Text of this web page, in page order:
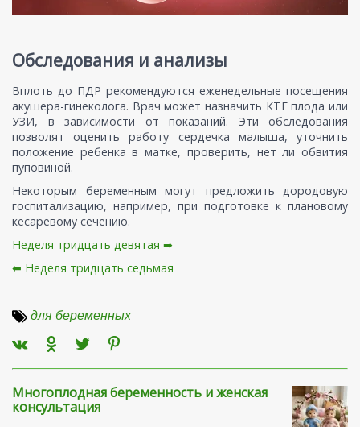
Обследования и анализы
Вплоть до ПДР рекомендуются еженедельные посещения
акушера-гинеколога. Врач может назначить КТГ плода или
УЗИ, в зависимости от показаний. Эти обследования
позволят оценить работу сердечка малыша, уточнить
положение ребенка в матке, проверить, нет ли обвития
пуповиной.
Некоторым беременным могут предложить дородовую
госпитализацию, например, при подготовке к плановому
кесаревому сечению.
Неделя тридцать девятая ➡
⬅ Неделя тридцать седьмая
для беременных
Многоплодная беременность и женская
консультация